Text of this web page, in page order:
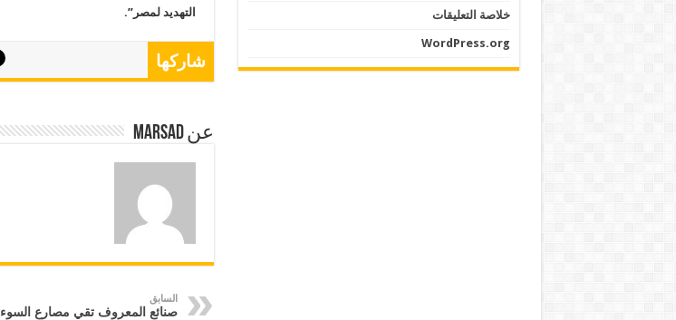
التهديد لمصر”.
شاركها
عن marsad
السابق
صنائع المعروف تقي مصارع السوء
خلاصة التعليقات
WordPress.org